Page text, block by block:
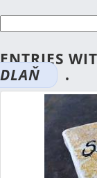
Napísať
ENTRIES
DLAŇ .